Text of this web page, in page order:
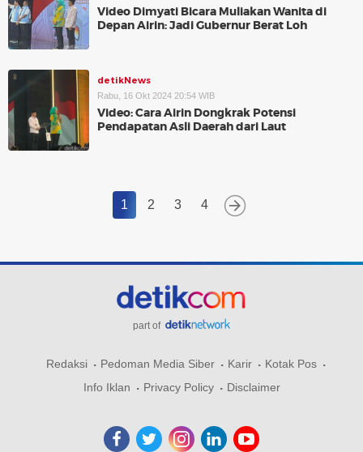
Video Dimyati Bicara Muliakan Wanita di
Depan Airin: Jadi Gubernur Berat Loh
detikNews
Rabu, 16 Okt 2024 20:54 WIB
Video: Cara Airin Dongkrak Potensi
Pendapatan Asli Daerah dari Laut
1 2 3 4
part of
Redaksi Pedoman Media Siber Karir
Kotak Pos
Info Iklan
Privacy Policy Disclaimer